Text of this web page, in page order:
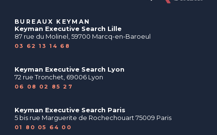
BUREAUX KEYMAN
Keyman Executive Search Lille
87 rue du Molinel, 59700 Marcq-en-Baroeul
03 62 13 14 68
Keyman Executive Search Lyon
72 rue Tronchet, 69006 Lyon
06 08 02 85 27
Keyman Executive Search Paris
5 bis rue Marguerite de Rochechouart 75009 Paris
01 80 05 64 00